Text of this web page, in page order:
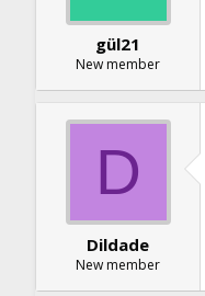
gül21
New member
D
Dildade
New member